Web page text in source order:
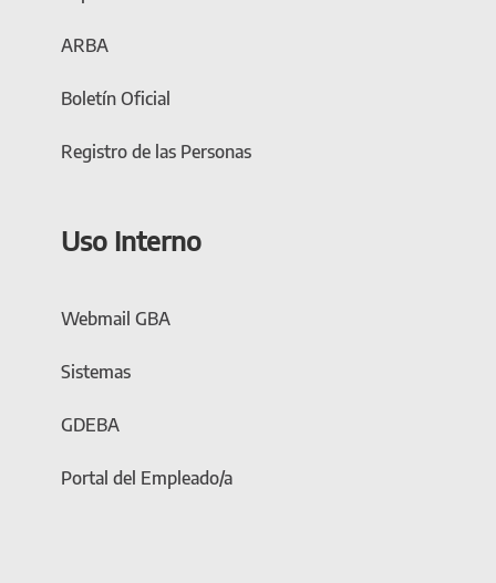
ARBA
Boletín Oficial
Registro de las Personas
Uso Interno
Webmail GBA
Sistemas
GDEBA
Portal del Empleado/a